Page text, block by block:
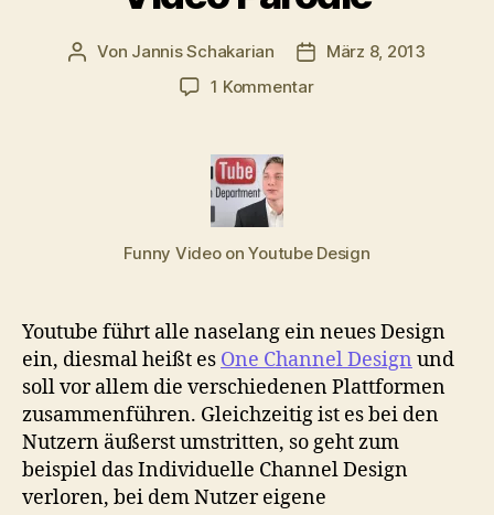
Beitragsautor
Von Jannis Schakarian
März 8, 2013
1 Kommentarzu
Funny Video on Youtube Design
Youtube führt alle naselang ein neues Design
ein, diesmal heißt es One Channel Design und
soll vor allem die verschiedenen Plattformen
zusammenführen. Gleichzeitig ist es bei den
Nutzern äußerst umstritten, so geht zum
beispiel das Individuelle Channel Design
verloren, bei dem Nutzer eigene